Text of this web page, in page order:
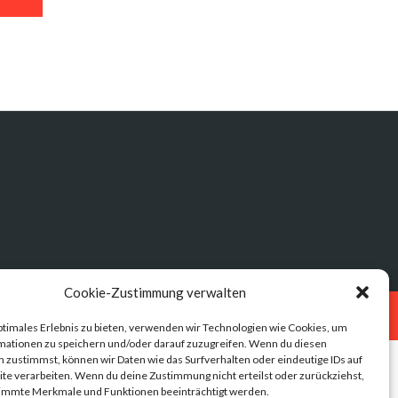
Cookie-Zustimmung verwalten
Erlebnis zu bieten, verwenden wir Technologien wie Cookies, um
zu speichern und/oder darauf zuzugreifen. Wenn du diesen
zustimmst, können wir Daten wie das Surfverhalten oder eindeutige IDs auf
verarbeiten. Wenn du deine Zustimmung nicht erteilst oder zurückziehst,
Merkmale und Funktionen beeinträchtigt werden.